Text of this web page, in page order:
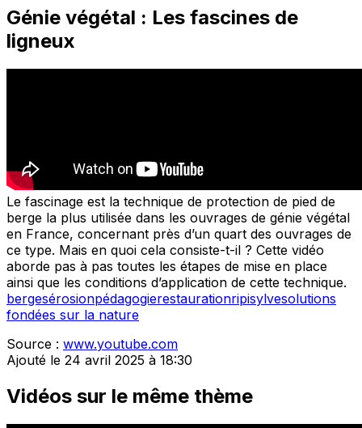
Génie végétal : Les fascines de
ligneux
Le fascinage est la technique de protection de pied de
berge la plus utilisée dans les ouvrages de génie végétal
en France, concernant près d’un quart des ouvrages de
ce type. Mais en quoi cela consiste-t-il ? Cette vidéo
aborde pas à pas toutes les étapes de mise en place
ainsi que les conditions d’application de cette technique.
bergesérosionpédagogierestaurationripisylvesolutions
fondées sur la nature
Source : www.youtube.com
Ajouté le 24 avril 2025 à 18:30
Vidéos sur le même thème